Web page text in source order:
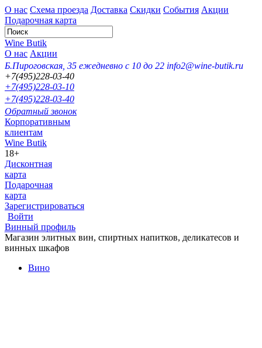
О нас Схема проезда Доставка Скидки События Акции
Подарочная карта
Wine Butik
О нас Акции
Б.Пироговская, 35 ежедневно с 10 до 22 info2@wine-butik.ru
+7(495)228-03-40
+7(495)228-03-10
+7(495)228-03-40
Обратный звонок
Корпоративным
клиентам
Wine Butik
18+
Дисконтная
карта
Подарочная
карта
Зарегистрироваться
Войти
Винный профиль
Магазин элитных вин, спиртных напитков, деликатесов и
винных шкафов
Вино